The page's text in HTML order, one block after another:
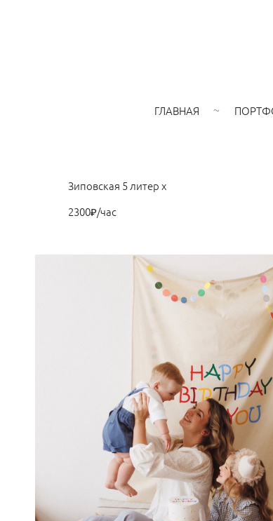
ГЛАВНАЯ
Зиповская 5 литер х
2300₽/час